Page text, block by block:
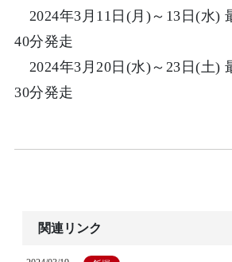
2024年3月11日(月)～13日(水)
40分発走
2024年3月20日(水)～23日(土)
30分発走
関連リンク